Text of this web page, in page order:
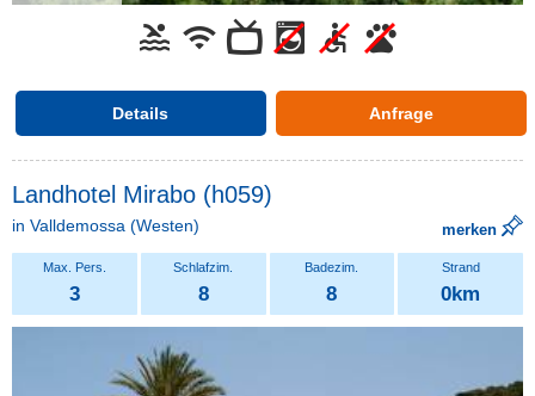
Details Anfrage
Landhotel Mirabo (h059)
in Valldemossa (Westen) merken
3 8 8 0km